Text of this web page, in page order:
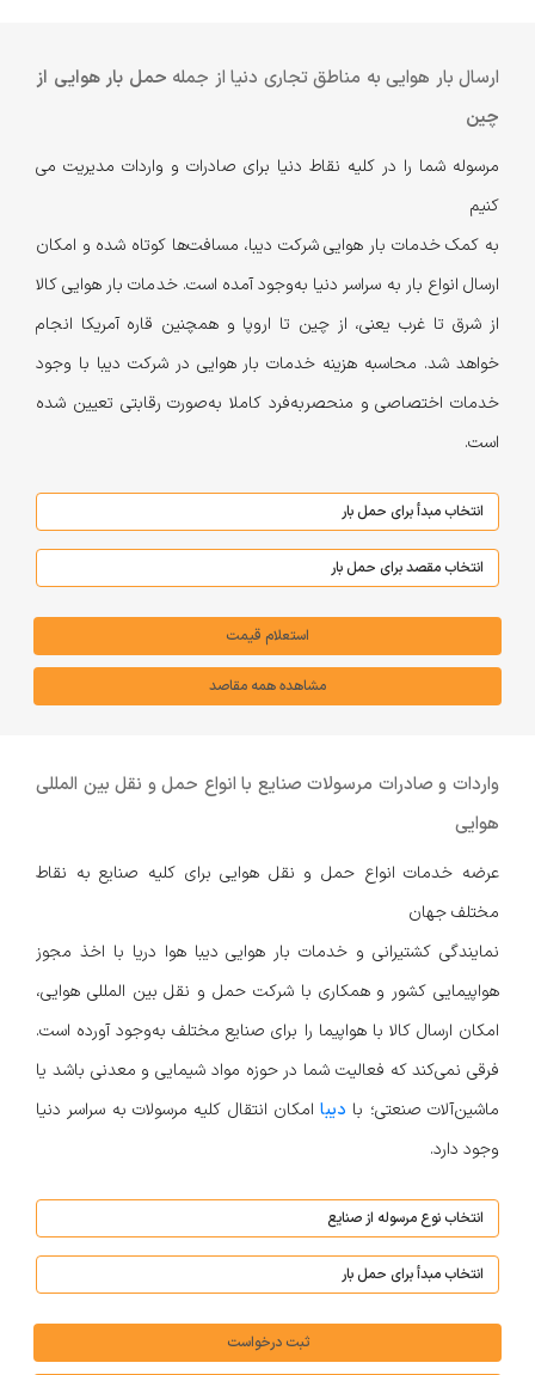
ارسال بار هوایی به مناطق تجاری دنیا از جمله حمل بار هوایی از
چین
مرسوله شما را در کلیه نقاط دنیا برای صادرات و واردات مدیریت می
کنیم
به کمک خدمات بار هوایی شرکت دیبا، مسافت‌ها کوتاه شده و امکان
ارسال انواع بار به سراسر دنیا به‌وجود آمده است. خدمات بار هوایی کالا
از شرق تا غرب یعنی، از چین تا اروپا و همچنین قاره آمریکا انجام
خواهد شد. محاسبه هزینه خدمات بار هوایی در شرکت دیبا با وجود
خدمات اختصاصی و منحصر‌به‌فرد کاملا به‌صورت رقابتی تعیین شده
است.
استعلام قیمت
مشاهده همه مقاصد
واردات و صادرات مرسولات صنایع با انواع حمل و نقل بین المللی
هوایی
عرضه خدمات انواع حمل و نقل هوایی برای کلیه صنایع به نقاط
مختلف جهان
نمایندگی کشتیرانی و خدمات بار هوایی دیبا هوا دریا با اخذ مجوز
هواپیمایی کشور و همکاری با شرکت حمل و نقل بین المللی هوایی،
امکان ارسال کالا با هواپیما را برای صنایع مختلف به‌وجود آورده است.
فرقی نمی‌کند که فعالیت شما در حوزه مواد شیمایی و معدنی باشد یا
ماشین‌آلات صنعتی؛ با دیباامکان انتقال کلیه مرسولات به سراسر دنیا
وجود دارد.
ثبت درخواست